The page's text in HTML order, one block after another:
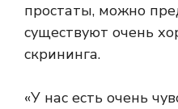
простаты, можно
существуют очень
скрининга.
«У нас есть очень